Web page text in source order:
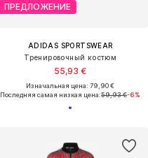
ПРЕДЛОЖЕНИЕ
ADIDAS SPORTSWEAR
Тренировочный костюм
55,93 €
Изначальная цена: 79,90 €
Последняя самая низкая цена:59,93 €-6%